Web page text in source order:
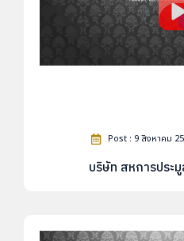
Post : 9 สิงหาคม
บริษัท สหการประ